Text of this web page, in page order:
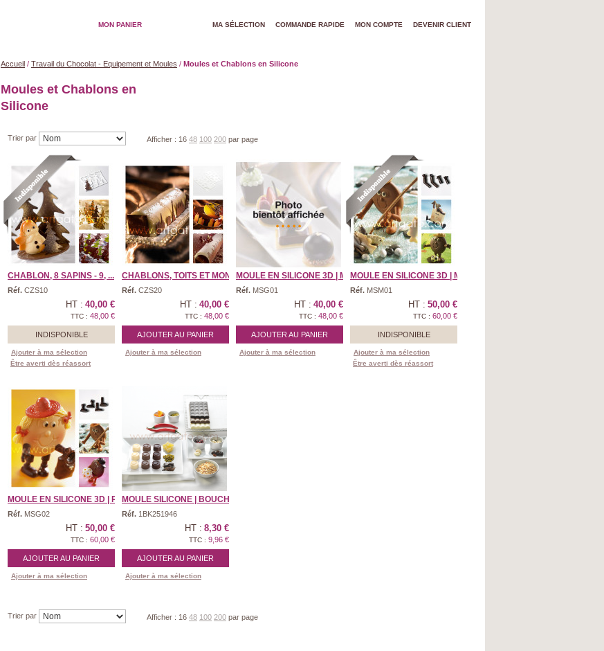
MON PANIER MA SÉLECTION COMMANDE RAPIDE MON COMPTE DEVENIR CLIENT
Accueil / Travail du Chocolat - Equipement et Moules / Moules et Chablons en Silicone
Moules et Chablons en
Silicone
Trier par Afficher : 16 48 100 200 par page
CHABLON, 8 SAPINS - 9, ...
Réf. CZS10
HT : 40,00 €
TTC : 48,00 €
INDISPONIBLE
Ajouter à ma sélection
Être averti dès réassort
CHABLONS, TOITS ET MONUM ...
Réf. CZS20
HT : 40,00 €
TTC : 48,00 €
AJOUTER AU PANIER
Ajouter à ma sélection
MOULE EN SILICONE 3D | M ...
Réf. MSG01
HT : 40,00 €
TTC : 48,00 €
AJOUTER AU PANIER
Ajouter à ma sélection
MOULE EN SILICONE 3D | M ...
Réf. MSM01
HT : 50,00 €
TTC : 60,00 €
INDISPONIBLE
Ajouter à ma sélection
Être averti dès réassort
MOULE EN SILICONE 3D | P ...
Réf. MSG02
HT : 50,00 €
TTC : 60,00 €
AJOUTER AU PANIER
Ajouter à ma sélection
MOULE SILICONE | BOUCHÉ ...
Réf. 1BK251946
HT : 8,30 €
TTC : 9,96 €
AJOUTER AU PANIER
Ajouter à ma sélection
Trier par Afficher : 16 48 100 200 par page